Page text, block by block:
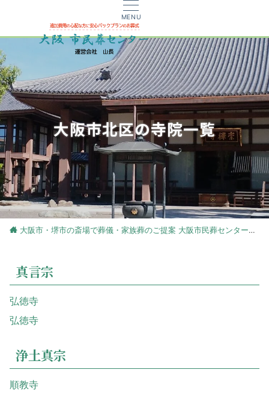
MENU
大阪市北区の寺院一覧
大阪市・堺市の斎場で葬儀・家族葬のご提案 大阪市民葬センター
真言宗
弘徳寺
弘徳寺
浄土真宗
順教寺